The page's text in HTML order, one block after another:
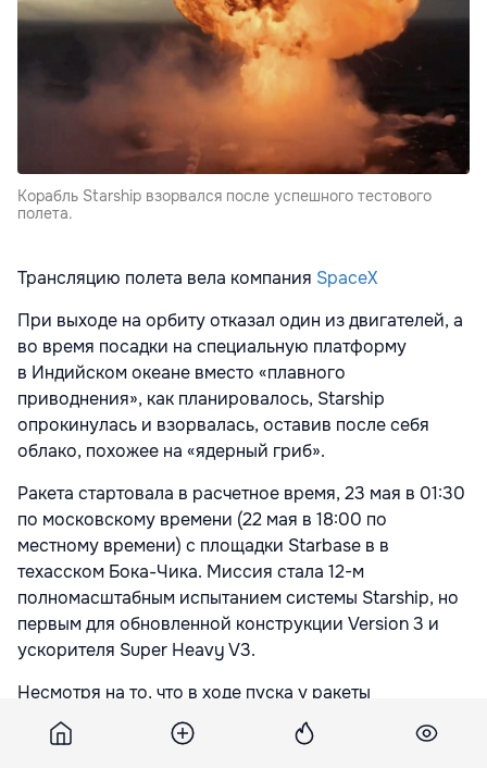
Корабль Starship взорвался после успешного тестового
полета.
Трансляцию полета вела компания SpaceX
При выходе на орбиту отказал один из двигателей, а
во время посадки на специальную платформу
в Индийском океане вместо «плавного
приводнения», как планировалось, Starship
опрокинулась и взорвалась, оставив после себя
облако, похожее на «ядерный гриб».
Ракета стартовала в расчетное время, 23 мая в 01:30
по московскому времени (22 мая в 18:00 по
местному времени) с площадки Starbase в в
техасском Бока-Чика. Миссия стала 12-м
полномасштабным испытанием системы Starship, но
первым для обновленной конструкции Version 3 и
ускорителя Super Heavy V3.
Несмотря на то, что в ходе пуска у ракеты
отключился один из двигателей, Starship продолжил
полет по запланированной траектории.